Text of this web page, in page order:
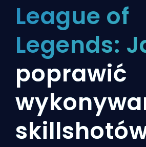
League of
Legends:
poprawić